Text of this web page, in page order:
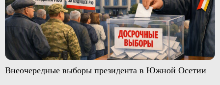
Внеочередные выборы президента в Южной Осетии